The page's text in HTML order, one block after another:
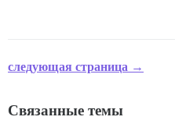
следующая страница →
Связанные темы